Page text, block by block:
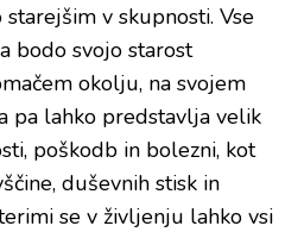
v skupnosti. Vse
bodo svojo starost
okolju, na svojem
pa lahko predstavlja velik
poškodb in bolezni, kot
duševnih stisk in
se v življenju lahko vsi